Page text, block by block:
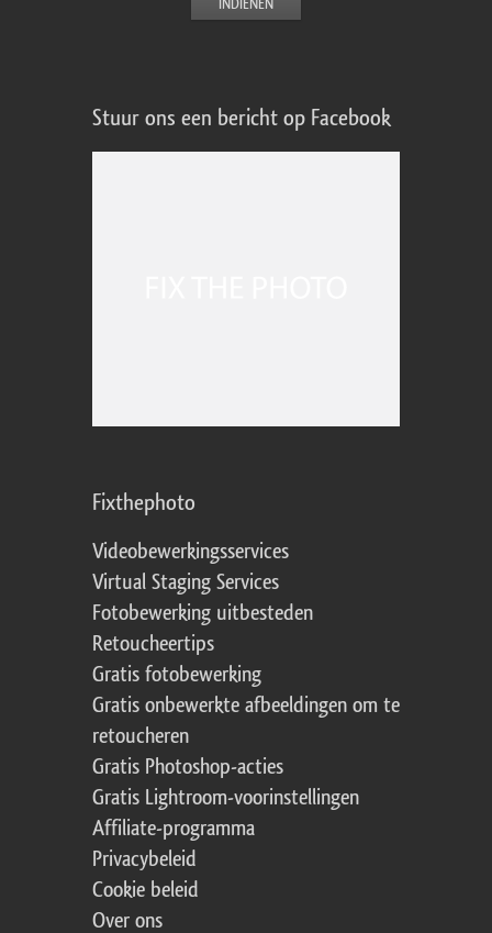
Stuur ons een bericht op Facebook
Fixthephoto
Videobewerkingsservices
Virtual Staging Services
Fotobewerking uitbesteden
Retoucheertips
Gratis fotobewerking
Gratis onbewerkte afbeeldingen om te
retoucheren
Gratis Photoshop-acties
Gratis Lightroom-voorinstellingen
Affiliate-programma
Privacybeleid
Cookie beleid
Over ons